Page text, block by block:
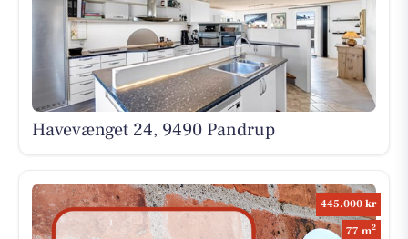
Havevænget 24, 9490 Pandrup
445.000 kr
77 m2